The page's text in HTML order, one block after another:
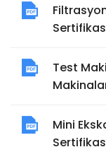
Test
Mini